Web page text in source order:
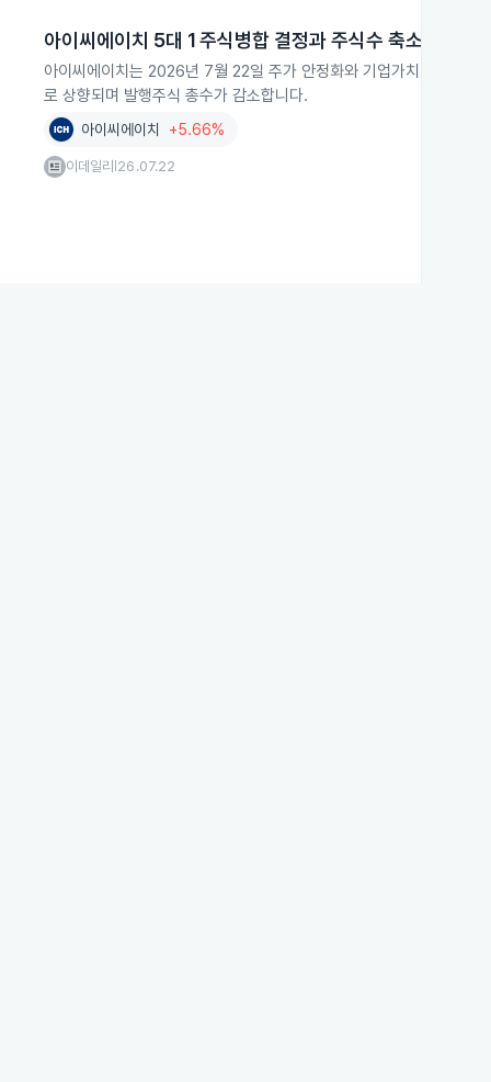
아이씨에이치 5대 1 주식병합 결정과 주식수 축소
아이씨에이치는 2026년 7월 22일 주가 안정화와 기업가치 제고를
로 상향되며 발행주식 총수가 감소합니다.
아이씨에이치 +5.66%
이데일리 26.07.22